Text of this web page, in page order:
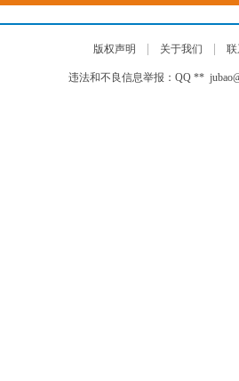
版权声明 关于我们 联
违法和不良信息举报：QQ **